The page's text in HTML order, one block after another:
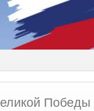
Победы